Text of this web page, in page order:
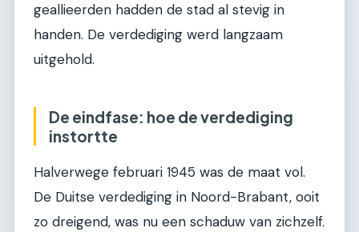
geallieerden hadden de stad al stevig in
handen. De verdediging werd langzaam
uitgehold.
De eindfase: hoe de verdediging
instortte
Halverwege februari 1945 was de maat vol.
De Duitse verdediging in Noord-Brabant, ooit
zo dreigend, was nu een schaduw van zichzelf.